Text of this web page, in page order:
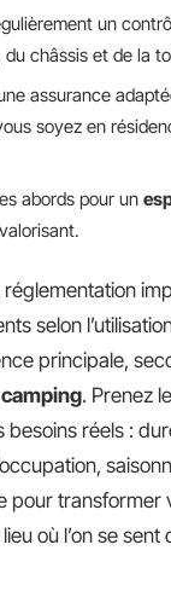
un
du châssis et de la
assurance
soyez en
abords pour un
réglementation
selon
principale,
. Prenez
besoins réels :
pour transformer
où l’on se